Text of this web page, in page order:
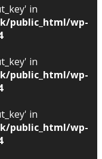
in
public_html/wp-
in
public_html/wp-
in
public_html/wp-